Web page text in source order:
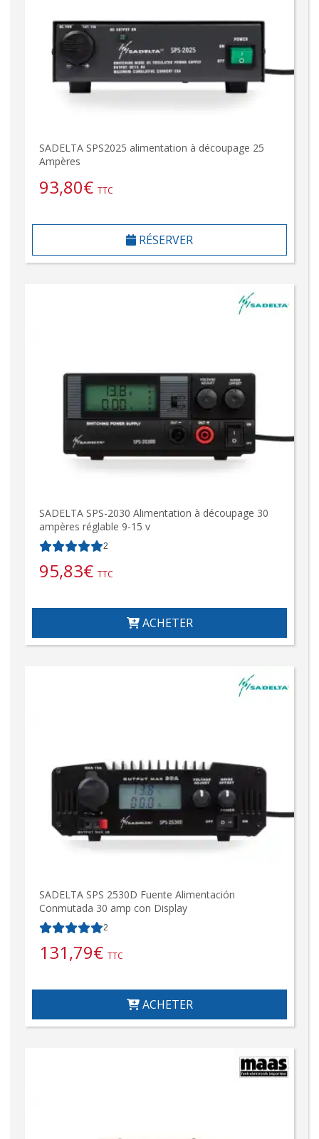
SADELTA SPS2025 alimentation à découpage 25
Ampères
93,80€ TTC
RÉSERVER
SADELTA SPS-2030 Alimentation à découpage 30
ampères réglable 9-15 v
2
95,83€ TTC
ACHETER
SADELTA SPS 2530D Fuente Alimentación
Conmutada 30 amp con Display
2
131,79€ TTC
ACHETER